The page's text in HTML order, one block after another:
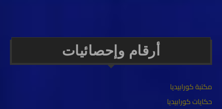
أرقام وإحصائيات
مكتبة كورابيديا
حكايات كورابيديا